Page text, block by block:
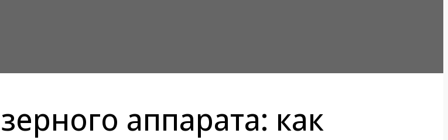
аппарата: как